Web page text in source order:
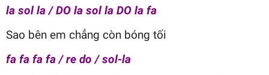
la sol la / DO la sol la DO la fa
Sao bên em chẳng còn bóng tối
fa fa fa fa / re do / sol-la